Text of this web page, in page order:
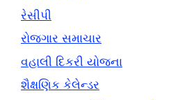
રેસીપી
રોજગાર સમાચાર
વહાલી દિકરી યોજના
શૈક્ષણિક કેલેન્ડર